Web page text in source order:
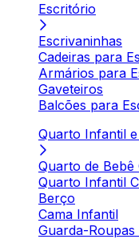
Escritório
Escrivaninhas
Cadeiras para
Armários para
Gaveteiros
Balcões para
Quarto Infantil
Quarto de Bebê
Quarto Infantil
Berço
Cama Infantil
Guarda-